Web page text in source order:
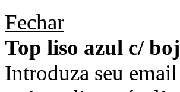
Fechar
Top liso azul c/
Introduza seu